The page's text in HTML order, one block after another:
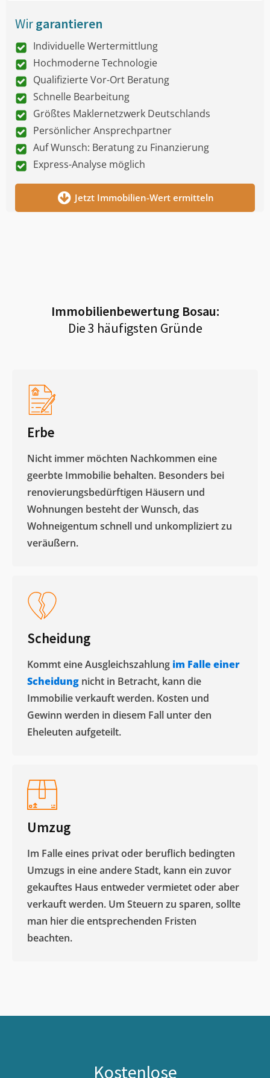
Wirgarantieren
Individuelle Wertermittlung
Hochmoderne Technologie
Qualifizierte Vor-Ort Beratung
Schnelle Bearbeitung
Größtes Maklernetzwerk Deutschlands
Persönlicher Ansprechpartner
Auf Wunsch: Beratung zu Finanzierung
Express-Analyse möglich
Jetzt Immobilien-Wert ermitteln
Immobilienbewertung Bosau:
Die 3 häufigsten Gründe
Erbe
Nicht immer möchten Nachkommen eine
geerbte Immobilie behalten. Besonders bei
renovierungsbedürftigen Häusern und
Wohnungen besteht der Wunsch, das
Wohneigentum schnell und unkompliziert zu
veräußern. ​
Scheidung
Kommt eine Ausgleichszahlung im Falle einer
Scheidung nicht in Betracht, kann die
Immobilie verkauft werden. Kosten und
Gewinn werden in diesem Fall unter den
Eheleuten aufgeteilt.​
Umzug
Im Falle eines privat oder beruflich bedingten
Umzugs in eine andere Stadt, kann ein zuvor
gekauftes Haus entweder vermietet oder aber
verkauft werden. Um Steuern zu sparen, sollte
man hier die entsprechenden Fristen
beachten.
Kostenlose